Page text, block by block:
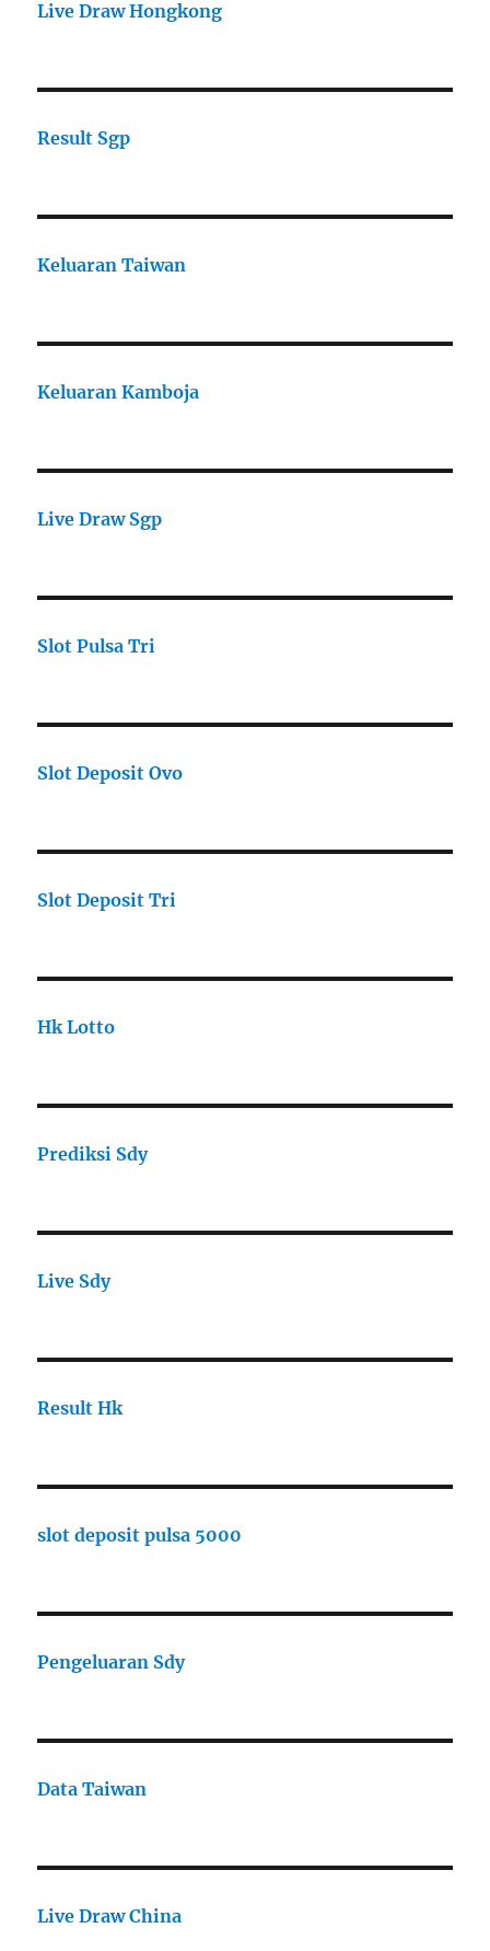
Live Draw Hongkong
Result Sgp
Keluaran Taiwan
Keluaran Kamboja
Live Draw Sgp
Slot Pulsa Tri
Slot Deposit Ovo
Slot Deposit Tri
Hk Lotto
Prediksi Sdy
Live Sdy
Result Hk
slot deposit pulsa 5000
Pengeluaran Sdy
Data Taiwan
Live Draw China